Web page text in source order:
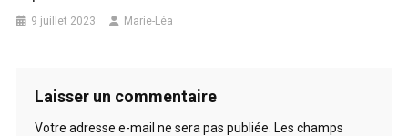
9 juillet 2023 Marie-Léa
Laisser un commentaire
Votre adresse e-mail ne sera pas publiée. Les champs